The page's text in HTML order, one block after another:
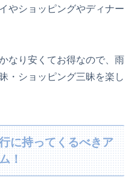
やショッピングやディナー
なり安くてお得なので、雨
・ショッピング三昧を楽し
に持ってくるべきア
！